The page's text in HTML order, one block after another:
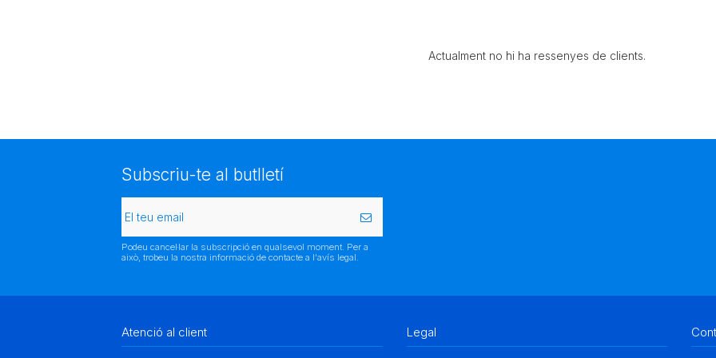
Actualment no hi ha ressenyes de clients.
Subscriu-te al butlletí
Podeu cancel·lar la subscripció en qualsevol moment. Per a
això, trobeu la nostra informació de contacte a l'avís legal.
Atenció al client Legal